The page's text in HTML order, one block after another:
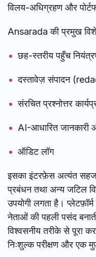
विलय-अधिग्रहण और
Ansarada की प्रमुख
छह-स्तरीय पहुँच
दस्तावेज़ संपादन
संरचित प्रश्नोत्तर
AI-आधारित जानकारी
ऑडिट लॉग
इसका इंटरफ़ेस अत्यंत
प्रबंधन तथा अन्य जटिल
उपयोगी लगता है।
नेताओं की पहली पसंद
विश्वसनीय तरीके से पूरा
निःशुल्क परीक्षण और एक